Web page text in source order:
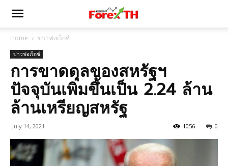
Home ข่าวฟอเร็กซ์
ข่าวฟอเร็กซ์
การขาดดุลของสหรัฐฯ
ปัจจุบันเพิ่มขึ้นเป็น 2.24 ล้าน
ล้านเหรียญสหรัฐ
July 14, 2021 0
1056